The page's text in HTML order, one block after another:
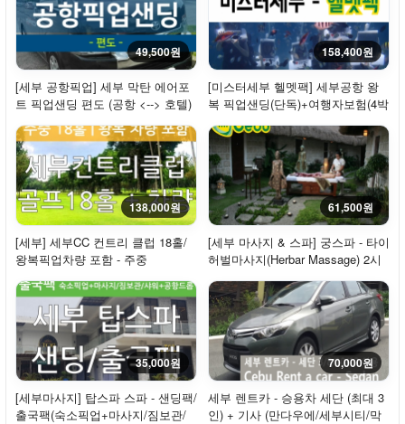
49,500원
[세부 공항픽업] 세부 막탄 에어포
트 픽업샌딩 편도 (공항 <--> 호텔)
- 단독
158,400원
[미스터세부 헬멧팩] 세부공항 왕
복 픽업샌딩(단독)+여행자보험(4박
5일)+헬멧...
138,000원
[세부] 세부CC 컨트리 클럽 18홀/
왕복픽업차량 포함 - 주중
61,500원
[세부 마사지 & 스파] 궁스파 - 타이
허벌마사지(Herbar Massage) 2시
간
35,000원
[세부마사지] 탑스파 스파 - 샌딩팩/
출국팩(숙소픽업+마사지/짐보관/
70,000원
세부 렌트카 - 승용차 세단 (최대 3
인) + 기사 (만다우에/세부시티/막